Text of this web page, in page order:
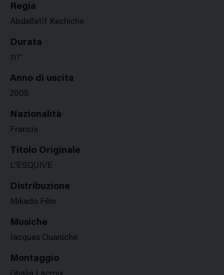
Regia
Abdellatif Kechiche
Durata
117'
Anno di uscita
2005
Nazionalità
Francia
Titolo Originale
L'ESQUIVE
Distribuzione
Mikado Film
Musiche
Jacques Ouaniche
Montaggio